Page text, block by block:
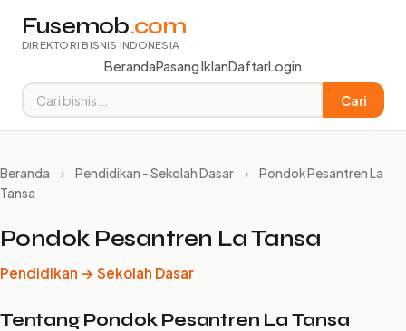
Fusemob.com
DIREKTORI BISNIS INDONESIA
BerandaPasang IklanDaftarLogin
Cari
Beranda › Pendidikan - Sekolah Dasar ›
Pondok Pesantren La
Tansa
Pondok Pesantren La Tansa
Pendidikan → Sekolah Dasar
Tentang Pondok Pesantren La Tansa